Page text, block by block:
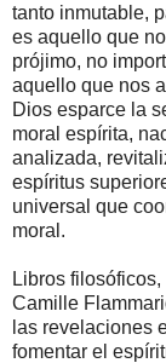
tanto inmutable,
es aquello que
prójimo, no
aquello que nos
Dios esparce la
moral espírita,
analizada,
espíritus
universal que
moral.
Libros
Camille
las revelaciones
fomentar el